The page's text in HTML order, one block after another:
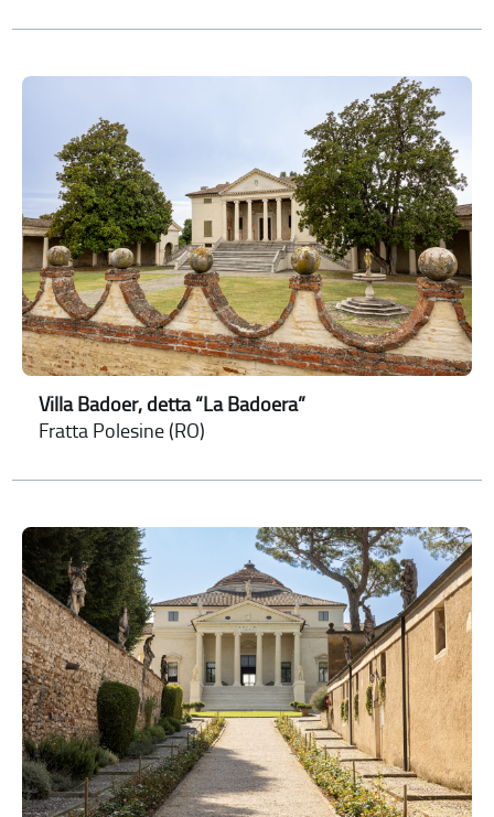
Villa Badoer, detta “La Badoera”
Fratta Polesine (RO)